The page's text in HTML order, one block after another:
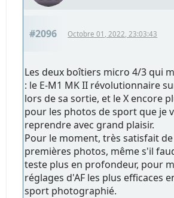
#2096 Octobre 01, 2022, 23:03:43
Les deux boîtiers micro 4/3 qui
: le E-M1 MK II révolutionnaire
lors de sa sortie, et le X encore
pour les photos de sport que je
reprendre avec grand plaisir.
Pour le moment, très satisfait
premières photos, même s'il
teste plus en profondeur, pour
réglages d'AF les plus efficaces
sport photographié.